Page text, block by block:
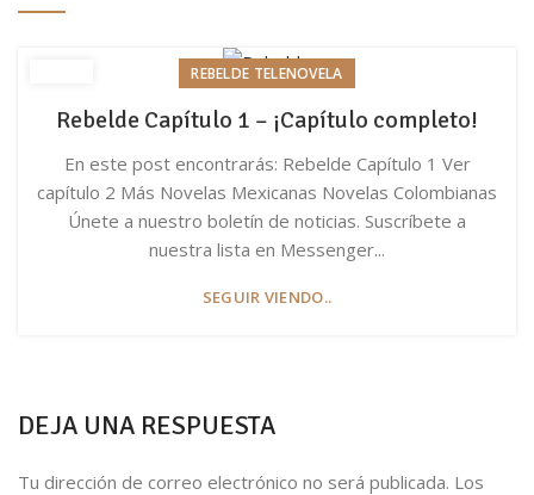
REBELDE TELENOVELA
Rebelde Capítulo 1 – ¡Capítulo completo!
En este post encontrarás: Rebelde Capítulo 1 Ver
capítulo 2 Más Novelas Mexicanas Novelas Colombianas
Únete a nuestro boletín de noticias. Suscríbete a
nuestra lista en Messenger...
SEGUIR VIENDO..
DEJA UNA RESPUESTA
Tu dirección de correo electrónico no será publicada. Los